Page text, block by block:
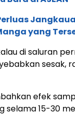
yang
di saluran
sesak,
efek
selama 15-30